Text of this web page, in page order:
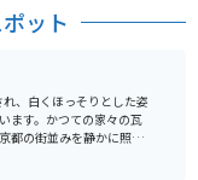
ット
、白くほっそりとした姿
ます。かつての家々の瓦
都の街並みを静かに照ら
番高く、地上100メート